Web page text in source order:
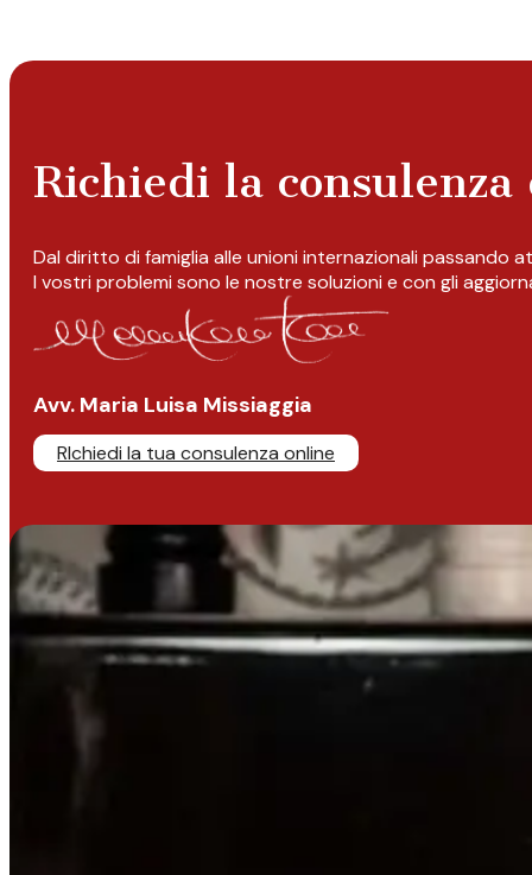
Richiedi la
Dal diritto di famiglia alle unioni internazionali passando
I vostri problemi sono le nostre soluzioni e con gli
Avv. Maria Luisa Missiaggia
RIchiedi la tua consulenza online